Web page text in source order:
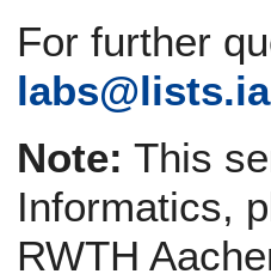
For further
labs@
Note: This
Informatics,
RWTH